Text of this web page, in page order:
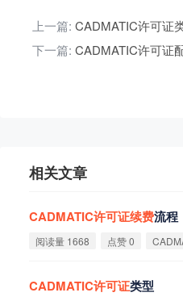
上一篇: CADMATIC许可证
下一篇: CADMATIC许可证
相关文章
CADMATIC许可证续费流程
阅读量 1668 点赞 0
CADMATIC许可证类型